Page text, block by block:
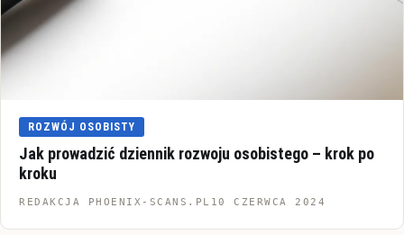
ROZWÓJ OSOBISTY
Jak prowadzić dziennik rozwoju osobistego – krok po
kroku
REDAKCJA PHOENIX-SCANS.PL 10 CZERWCA 2024